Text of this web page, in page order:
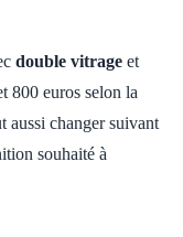
double vitrage et
800 euros selon la
aussi changer suivant
souhaité à